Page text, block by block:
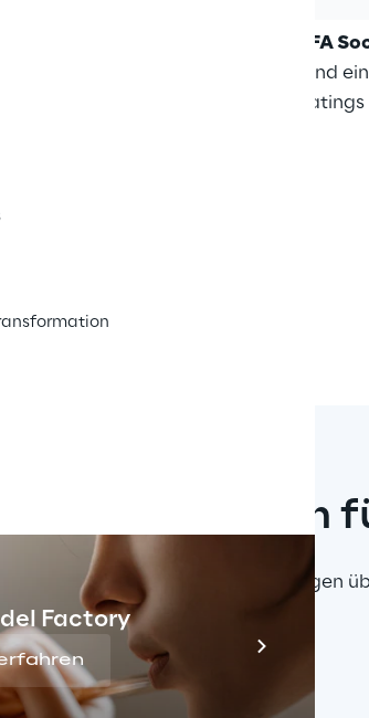
Factory
CFA
eine Reihe von Lerninhalten und
die Renditen mit ESG-Ratings
wir die zahlen
die alle Erwartungen